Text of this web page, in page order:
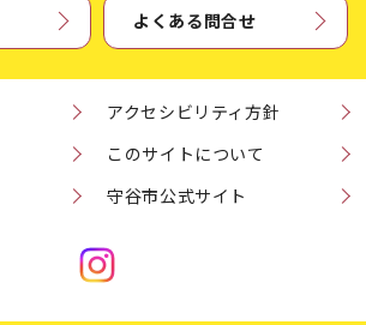
よくある問合せ
アクセシビリティ方針
このサイトについて
守谷市公式サイト